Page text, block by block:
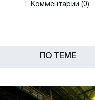
Комментарии (0)
ПО ТЕМЕ